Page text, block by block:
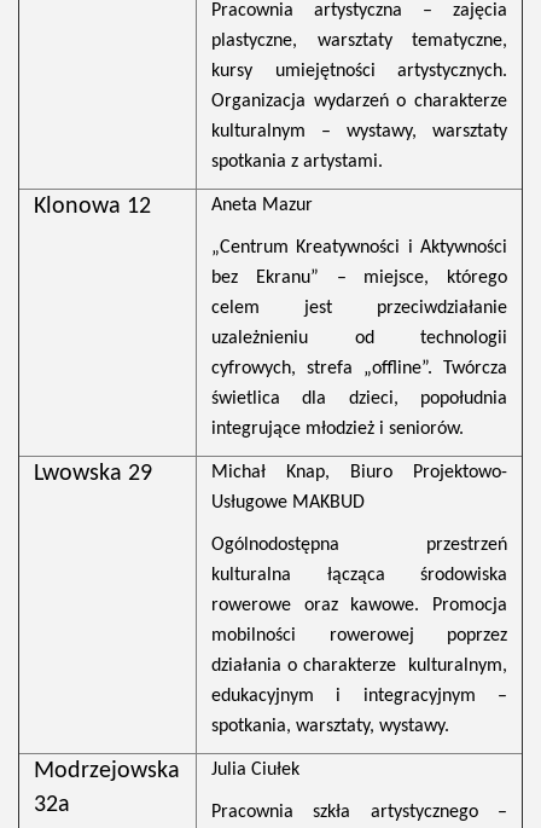
Pracownia artystyczna – zajęcia
plastyczne, warsztaty tematyczne,
kursy umiejętności artystycznych.
Organizacja wydarzeń o charakterze
kulturalnym – wystawy, warsztaty
spotkania z artystami.
Klonowa 12 Aneta Mazur
„Centrum Kreatywności i Aktywności
bez Ekranu” – miejsce, którego
celem jest przeciwdziałanie
uzależnieniu od technologii
cyfrowych, strefa „offline”. Twórcza
świetlica dla dzieci, popołudnia
integrujące młodzież i seniorów.
Lwowska 29
Michał Knap, Biuro Projektowo-
Usługowe MAKBUD
Ogólnodostępna przestrzeń
kulturalna łącząca środowiska
rowerowe oraz kawowe. Promocja
mobilności rowerowej poprzez
działania o charakterze kulturalnym,
edukacyjnym i integracyjnym –
spotkania, warsztaty, wystawy.
Modrzejowska
32a
Julia Ciułek
Pracownia szkła artystycznego –